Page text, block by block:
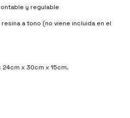
y regulable
resina a tono (no viene incluida en el
x 30cm x 15cm.